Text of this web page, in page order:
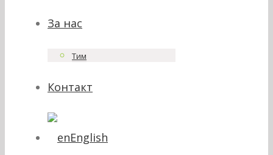
За нас
Тим
Контакт
English